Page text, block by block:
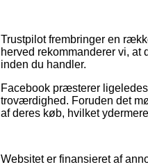
Trustpilot frembringer en
herved rekommanderer vi, at
inden du handler.
Facebook præsterer
troværdighed. Foruden det
af deres køb, hvilket
Websitet er finansieret af